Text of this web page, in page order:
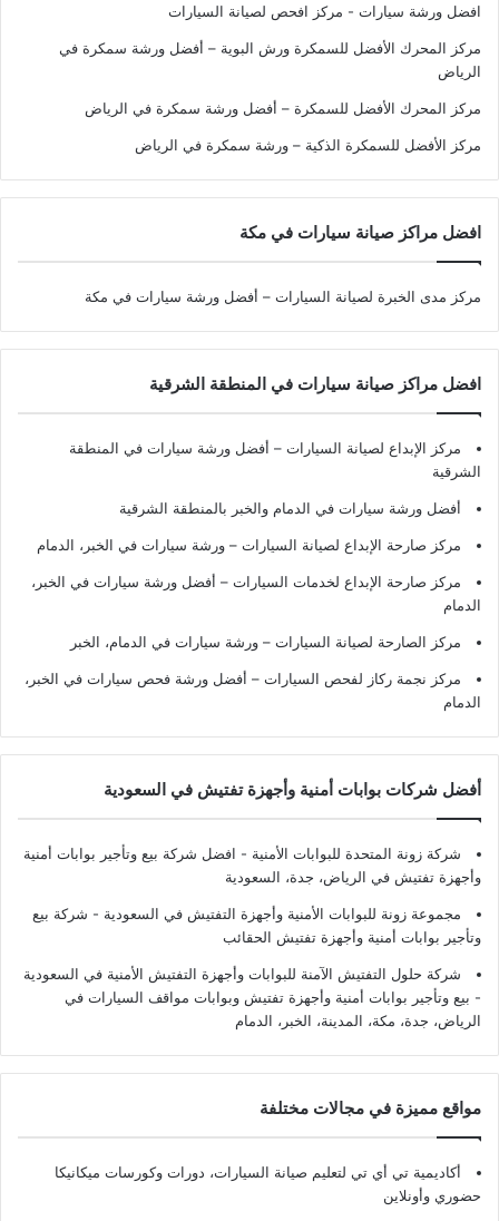
افضل ورشة سيارات - مركز افحص لصيانة السيارات
مركز المحرك الأفضل للسمكرة ورش البوية – أفضل ورشة سمكرة في
الرياض
مركز المحرك الأفضل للسمكرة – أفضل ورشة سمكرة في الرياض
مركز الأفضل للسمكرة الذكية – ورشة سمكرة في الرياض
افضل مراكز صيانة سيارات في مكة
مركز مدى الخبرة لصيانة السيارات – أفضل ورشة سيارات في مكة
افضل مراكز صيانة سيارات في المنطقة الشرقية
مركز الإبداع لصيانة السيارات – أفضل ورشة سيارات في المنطقة
الشرقية
أفضل ورشة سيارات في الدمام والخبر بالمنطقة الشرقية
مركز صارحة الإبداع لصيانة السيارات – ورشة سيارات في الخبر، الدمام
مركز صارحة الإبداع لخدمات السيارات – أفضل ورشة سيارات في الخبر،
الدمام
مركز الصارحة لصيانة السيارات – ورشة سيارات في الدمام، الخبر
مركز نجمة ركاز لفحص السيارات – أفضل ورشة فحص سيارات في الخبر،
الدمام
أفضل شركات بوابات أمنية وأجهزة تفتيش في السعودية
شركة زونة المتحدة للبوابات الأمنية - افضل شركة بيع وتأجير بوابات أمنية
وأجهزة تفتيش في الرياض، جدة، السعودية
مجموعة زونة للبوابات الأمنية وأجهزة التفتيش في السعودية - شركة بيع
وتأجير بوابات أمنية وأجهزة تفتيش الحقائب
شركة حلول التفتيش الآمنة للبوابات وأجهزة التفتيش الأمنية في السعودية
- بيع وتأجير بوابات أمنية وأجهزة تفتيش وبوابات مواقف السيارات في
الرياض، جدة، مكة، المدينة، الخبر، الدمام
مواقع مميزة في مجالات مختلفة
أكاديمية تي أي تي لتعليم صيانة السيارات، دورات وكورسات ميكانيكا
حضوري وأونلاين